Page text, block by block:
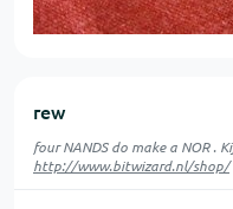
rew
four NANDS do make a NOR .
http://www.bitwizard.nl/shop/